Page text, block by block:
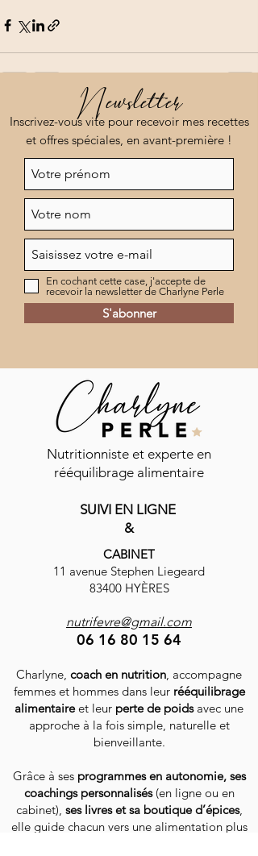
Posts récents Voir tout
Vinaigrette shaker
Commentaires
Rédigez un commentaire...
Newsletter
Inscrivez-vous vite pour recevoir mes recettes
et offres spéciales, en avant-première !
En cochant cette case, j'accepte de
recevoir la newsletter de Charlyne Perle
S'abonner
Nutritionniste et experte en
rééquilibrage alimentaire
SUIVI EN LIGNE
&
CABINET
11 avenue Stephen Liegeard
83400 HYÈRES
nutrifevre@gmail.com
06 16 80 15 64
Charlyne, coach en nutrition , accompagne
femmes et hommes dans leur rééquilibrage
alimentaireet leur perte de poidsavec une
approche à la fois simple, naturelle et
bienveillante.
Grâce à ses programmes en autonomie, ses
coachings personnalisés(en ligne ou en
cabinet), ses livres et sa boutique d’épices,
elle guide chacun vers une alimentation plus